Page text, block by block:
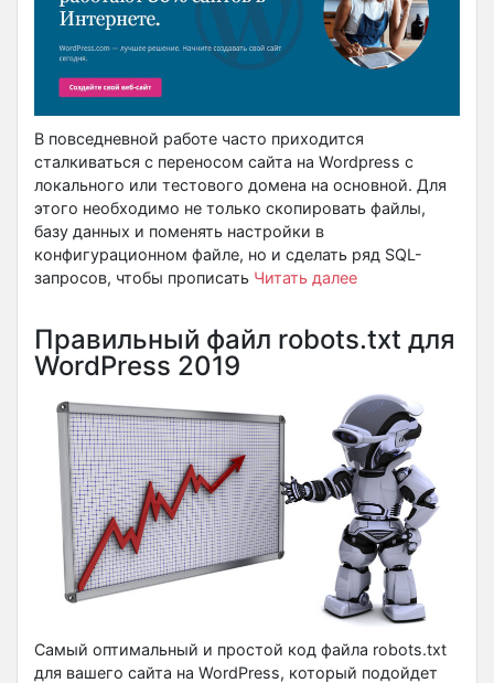
В повседневной работе часто приходится
сталкиваться с переносом сайта на Wordpress с
локального или тестового домена на основной. Для
этого необходимо не только скопировать файлы,
базу данных и поменять настройки в
конфигурационном файле, но и сделать ряд SQL-
запросов, чтобы прописать Читать далее
Правильный файл robots.txt для
WordPress 2019
Самый оптимальный и простой код файла robots.txt
для вашего сайта на WordPress, который подойдет